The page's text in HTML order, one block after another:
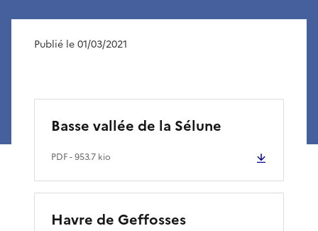
Publié le 01/03/2021
Basse vallée de la Sélune
PDF- 953.7 kio
Havre de Geffosses